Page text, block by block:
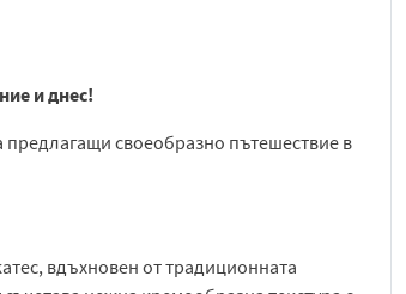
и днес!
предлагащи своеобразно пътешествие в
вдъхновен от традиционната